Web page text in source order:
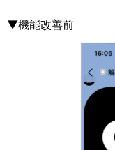
▼機能改善前